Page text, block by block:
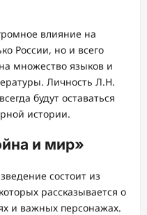
влияние на
России, но и всего
множество языков и
Личность Л.Н.
будут оставаться
истории.
и мир»
состоит из
рассказывается о
и важных персонажах.